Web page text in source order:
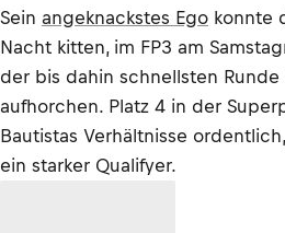
Sein angeknackstes Ego konnte
Nacht kitten, im FP3 am
der bis dahin schnellsten
aufhorchen. Platz 4 in der
Bautistas Verhältnisse
ein starker Qualifyer.